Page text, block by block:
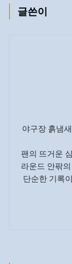
글쓴이
야구장 흙냄
팬의 뜨거운
라운드 안팎
단순한 기록